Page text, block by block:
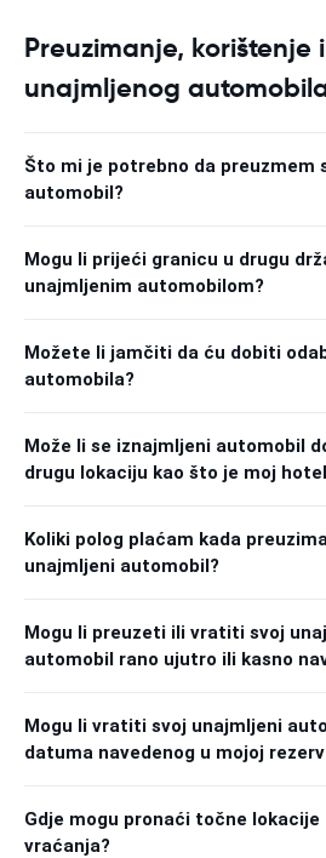
Preuzimanje, korištenje
unajmljenog
Što mi je potrebno da preuzmem
automobil?
Mogu li prijeći granicu u drugu
unajmljenim automobilom?
Možete li jamčiti da ću dobiti
automobila?
Može li se iznajmljeni automobil
drugu lokaciju kao što je moj
Koliki polog plaćam kada
unajmljeni automobil?
Mogu li preuzeti ili vratiti svoj
automobil rano ujutro ili kasno
Mogu li vratiti svoj unajmljeni
datuma navedenog u mojoj
Gdje mogu pronaći točne lokacije
vraćanja?